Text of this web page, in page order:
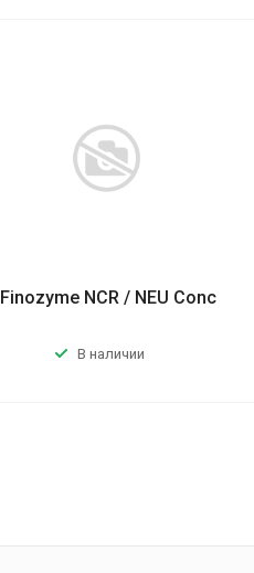
Finozyme NCR / NEU Conc
В наличии